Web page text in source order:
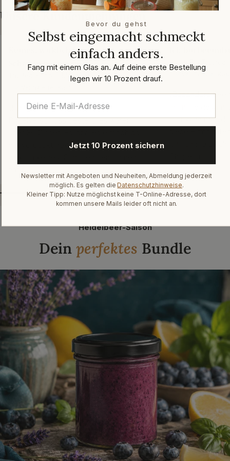
Unsere Kundenmeinungen
Keines, wirklich keines, hat
Schaden genommen
Trusted Shops · März 2026
„Ich habe Vorratsgläser mit
Bügelverschluss bestellt. Es waren
gut verpackt gewesen, dass keines,
Armin D. · Trusted
„Besonders
Hier kann man
Heidelbeer-Saison
Dein perfektes Bundle
Bevor du gehst
Selbst eingemacht schmeckt
einfach anders.
Fang mit einem Glas an. Auf deine erste Bestellung
legen wir 10 Prozent drauf.
Jetzt 10 Prozent sichern
Newsletter mit Angeboten und Neuheiten, Abmeldung jederzeit
möglich. Es gelten die Datenschutzhinweise.
Kleiner Tipp: Nutze möglichst keine T-Online-Adresse, dort
kommen unsere Mails leider oft nicht an.